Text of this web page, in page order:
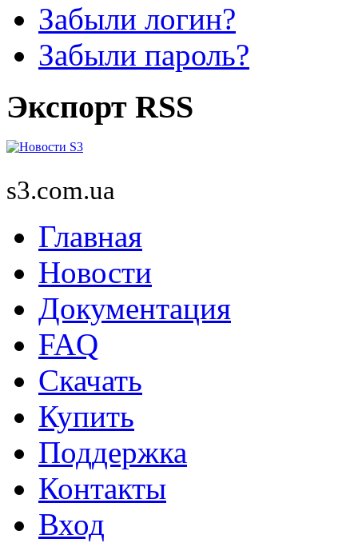
Забыли логин?
Забыли пароль?
Экспорт RSS
s3.com.ua
Главная
Новости
Документация
FAQ
Скачать
Купить
Поддержка
Контакты
Вход